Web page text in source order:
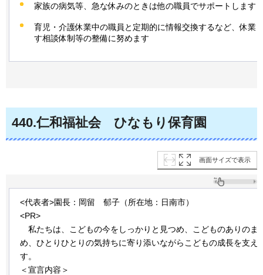
家族の病気等、急な休みのときは他の職員でサポートします
育児・介護休業中の職員と定期的に情報交換するなど、休業
す相談体制等の整備に努めます
440.仁和福祉会 ひなもり 保育園
画面サイズで表示
<代表者>園長：岡留 郁子 （所在地：日南市）
<PR>
私たちは、
こどもの今をしっかりと見つめ、こどものありのま
め、ひとりひとりの気持ちに寄り添いながらこどもの成長を支え
す。
＜宣言内容＞